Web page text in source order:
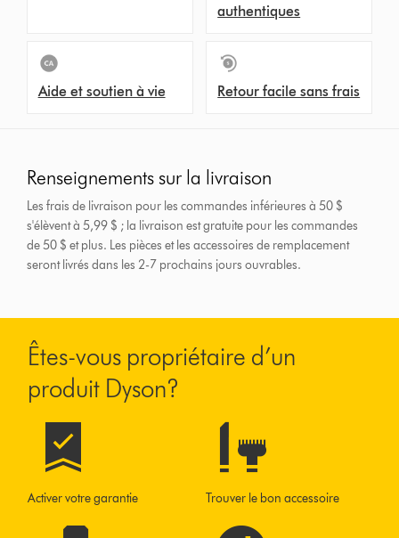
authentiques
Aide et soutien à vie Retour facile sans frais
Renseignements sur la livraison
Les frais de livraison pour les commandes inférieures à 50 $
s'élèvent à 5,99 $ ; la livraison est gratuite pour les commandes
de 50 $ et plus. Les pièces et les accessoires de remplacement
seront livrés dans les 2-7 prochains jours ouvrables.
Êtes-vous propriétaire d’un
produit Dyson?
Activer votre garantie Trouver le bon accessoire